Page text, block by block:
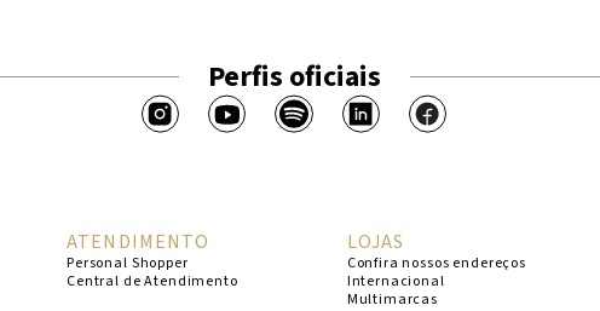
Perfis oficiais
ATENDIMENTO
Personal Shopper
Central de Atendimento
LOJAS
Confira nossos endereços
Internacional
Multimarcas